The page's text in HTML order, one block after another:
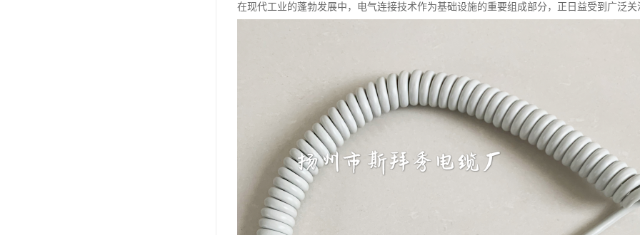
在现代工业的蓬勃发展中，电气连接技术作为基础设施的重要组成部分，正日益受到广泛关